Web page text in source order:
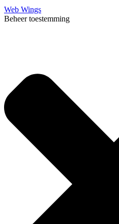
Web Wings
Beheer toestemming